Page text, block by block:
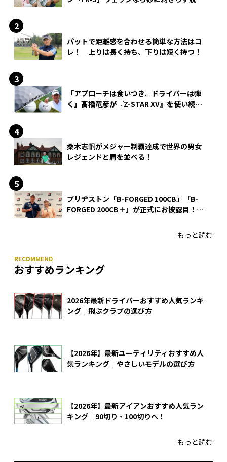
パットで距離感を合わせる簡単な方法はコ
レ！ 上りは長く持ち、下りは短く持つ！
「アプローチは食いつき、ドライバーは弾
く」髙橋竜彦が『Z-STAR XV』を使い続け
桑木志帆がメジャー制覇達成で世界の男女
レジェンドと肩を並べる！
ブリヂストン「B-FORGED 100CB」「B-
FORGED 200CB＋」が正式にお披露目！
もっと読む
おすすめランキング
2026年最新ドライバーおすすめ人気ランキ
ング｜飛ぶクラブの選び方
【2026年】最新ユーティリティおすすめ人
気ランキング｜やさしいモデルの選び方
【2026年】最新アイアンおすすめ人気ラン
キング｜90切り・100切りへ！
もっと読む